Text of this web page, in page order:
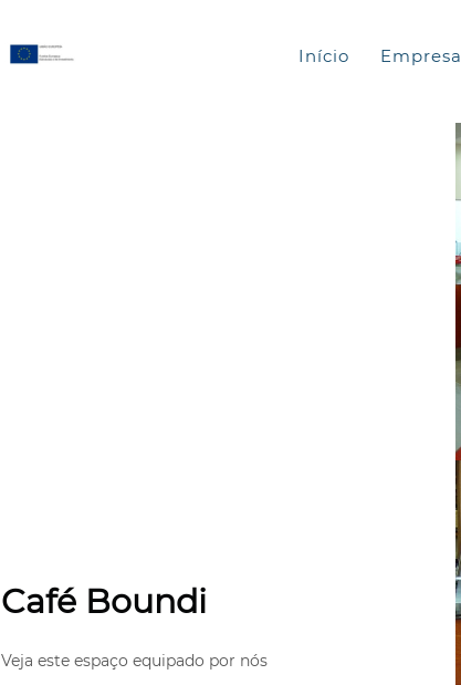
Início Empresa
Café Boundi
Veja este espaço equipado por nós